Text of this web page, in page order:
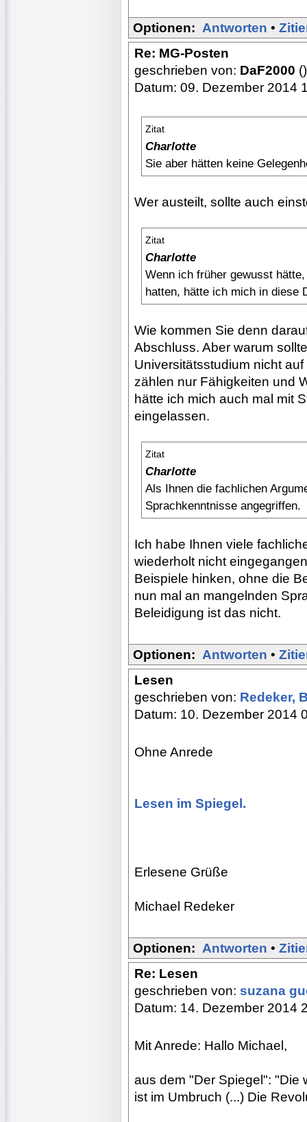
Optionen: Antworten •
Re: MG-Posten
geschrieben von: DaF2000 ()
Datum: 09. Dezember 2014
Zitat
Charlotte
Sie aber hätten keine
Wer austeilt, sollte auch
Zitat
Charlotte
Wenn ich früher gewusst
hatten, hätte ich mich in diese
Wie kommen Sie denn
Abschluss. Aber warum
Universitätsstudium nicht
zählen nur Fähigkeiten und
hätte ich mich auch mal mit
eingelassen.
Zitat
Charlotte
Als Ihnen die fachlichen
Sprachkenntnisse angegriffen.
Ich habe Ihnen viele
wiederholt nicht
Beispiele hinken, ohne die
nun mal an mangelnden
Beleidigung ist das nicht.
Optionen: Antworten •
Lesen
geschrieben von: Redeker,
Datum: 10. Dezember 2014
Ohne Anrede
Lesen im Spiegel.
Erlesene Grüße
Michael Redeker
Optionen: Antworten •
Re: Lesen
geschrieben von: suzana
Datum: 14. Dezember 2014
Mit Anrede: Hallo Michael,
aus dem "Der Spiegel": "Die
ist im Umbruch (...) Die